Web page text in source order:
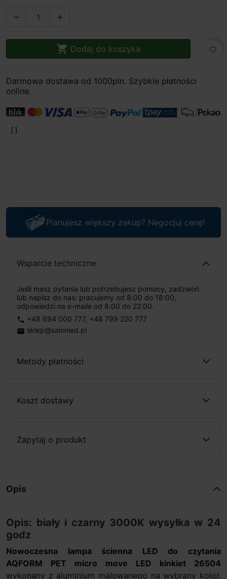
 
 Dodaj do koszyka favorite_border
Darmowa dostawa od 1000pln. Szybkie płatności
online.
Planujesz większy zakup? Negocjuj cenę!
Wsparcie techniczne
Jeśli masz pytania lub potrzebujesz pomocy, zadzwoń
lub napisz do nas: pracujemy od 8:00 do 18:00,
odpowiedzi na e-maile od 8:00 do 22:00.
phone +48 694 000 777, +48 799 220 777
email sklep@salonled.pl
Metody płatności
Koszt dostawy
Zapytaj o produkt
Opis
Opis: biały i czarny 3000K wysyłka w 24
godz
Nowoczesna lampa ścienna LED do czytania
AQFORM PET micro move LED kinkiet 26504
wykonany z aluminium malowanego na wybrany kolor.